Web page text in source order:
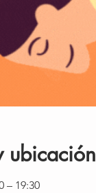
ubicación
– 19:30